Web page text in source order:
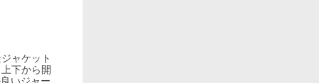
ャケット
下から開